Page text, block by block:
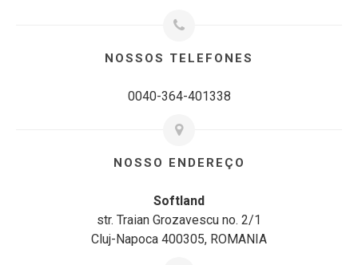
NOSSOS TELEFONES
0040-364-401338
NOSSO ENDEREÇO
Softland
str. Traian Grozavescu no. 2/1
Cluj-Napoca 400305, ROMANIA